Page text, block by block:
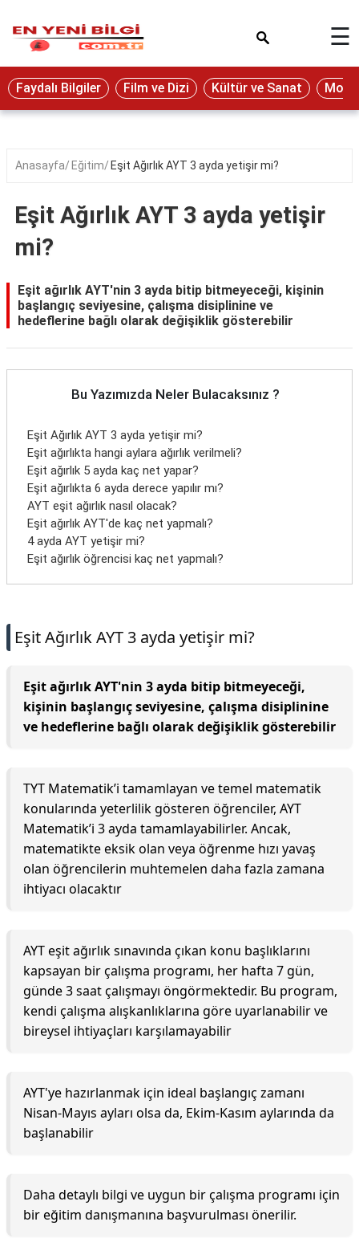
Eğitim
Ekonomi
Seyahat
Oyun
Yaşam
Hukuk
Blog
☰
Faydalı Bilgiler Film ve Dizi Kültür ve Sanat
Anasayfa Eğitim Eşit Ağırlık AYT 3 ayda yetişir mi?
Eşit Ağırlık AYT 3 ayda yetişir
mi?
Eşit ağırlık AYT'nin 3 ayda bitip bitmeyeceği, kişinin
başlangıç seviyesine, çalışma disiplinine ve
hedeflerine bağlı olarak değişiklik gösterebilir
Bu Yazımızda Neler Bulacaksınız ?
Eşit Ağırlık AYT 3 ayda yetişir mi?
Eşit ağırlıkta hangi aylara ağırlık verilmeli?
Eşit ağırlık 5 ayda kaç net yapar?
Eşit ağırlıkta 6 ayda derece yapılır mı?
AYT eşit ağırlık nasıl olacak?
Eşit ağırlık AYT'de kaç net yapmalı?
4 ayda AYT yetişir mi?
Eşit ağırlık öğrencisi kaç net yapmalı?
Eşit Ağırlık AYT 3 ayda yetişir mi?
Eşit ağırlık AYT'nin 3 ayda bitip bitmeyeceği,
kişinin başlangıç seviyesine, çalışma disiplinine
ve hedeflerine bağlı olarak değişiklik gösterebilir
TYT Matematik’i tamamlayan ve temel matematik
konularında yeterlilik gösteren öğrenciler, AYT
Matematik’i 3 ayda tamamlayabilirler. Ancak,
matematikte eksik olan veya öğrenme hızı yavaş
olan öğrencilerin muhtemelen daha fazla zamana
ihtiyacı olacaktır
AYT eşit ağırlık sınavında çıkan konu başlıklarını
kapsayan bir çalışma programı, her hafta 7 gün,
günde 3 saat çalışmayı öngörmektedir. Bu program,
kendi çalışma alışkanlıklarına göre uyarlanabilir ve
bireysel ihtiyaçları karşılamayabilir
AYT'ye hazırlanmak için ideal başlangıç zamanı
Nisan-Mayıs ayları olsa da, Ekim-Kasım aylarında da
başlanabilir
Daha detaylı bilgi ve uygun bir çalışma programı için
bir eğitim danışmanına başvurulması önerilir.